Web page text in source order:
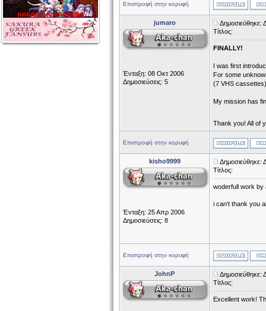
Επιστροφή στην κορυφή
jumaro
Ένταξη: 08 Οκτ 2006
Δημοσιεύσεις: 5
Δημοσιεύθηκε:
Τίτλος:
FINALLY!
I was first
For some
(7 VHS
My mission has
Thank you! All of
Επιστροφή στην κορυφή
kisho9999
Ένταξη: 25 Απρ 2006
Δημοσιεύσεις: 8
Δημοσιεύθηκε:
Τίτλος:
woderfull work by
i can't thank you
Επιστροφή στην κορυφή
JohnP
Δημοσιεύθηκε:
Τίτλος:
Excellent work!